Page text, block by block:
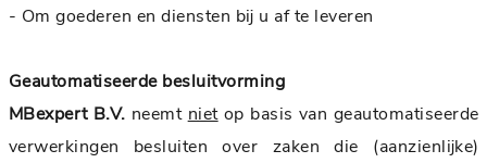
- Om goederen en diensten bij u af te leveren
Geautomatiseerde besluitvorming
MBexpert B.V. neemt nietop basis van geautomatiseerde
verwerkingen besluiten over zaken die (aanzienlijke)